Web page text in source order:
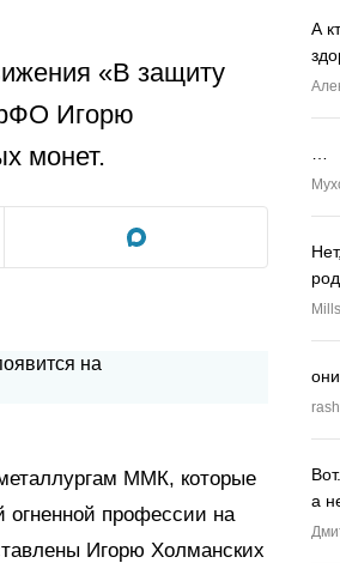
«В защиту
Игорю
монет.
ММК, которые
огненной профессии на
Игорю Холманских
А
Mills
а